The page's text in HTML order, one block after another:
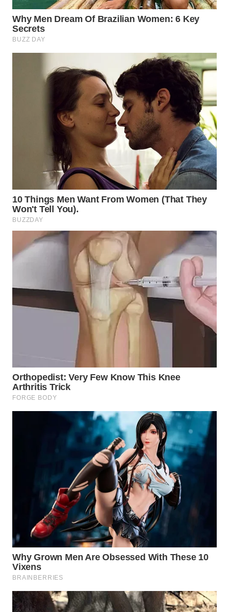
Wahana
Media
Group
WAHANA
ADVOKAT
WAHANA
INFRASTRUKTUR
WAHANA
KONSUMEN
WAHANA
LISTRIK
TRAVEL
WAHANANEWS
CO ID
UMKM
WAHANA
SELEB
WAHANA
PERSONA